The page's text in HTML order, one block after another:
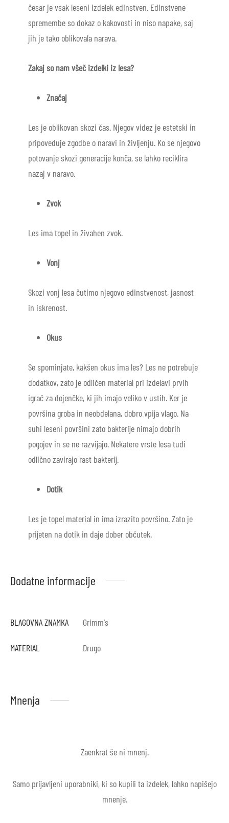
česar je vsak leseni izdelek edinstven. Edinstvene
spremembe so dokaz o kakovosti in niso napake, saj
jih je tako oblikovala narava.
Zakaj so nam všeč izdelki iz lesa?
Značaj
Les je oblikovan skozi čas. Njegov videz je estetski in
pripoveduje zgodbe o naravi in življenju. Ko se njegovo
potovanje skozi generacije konča, se lahko reciklira
nazaj v naravo.
Zvok
Les ima topel in živahen zvok.
Vonj
Skozi vonj lesa čutimo njegovo edinstvenost, jasnost
in iskrenost.
Okus
Se spominjate, kakšen okus ima les? Les ne potrebuje
dodatkov, zato je odličen material pri izdelavi prvih
igrač za dojenčke, ki jih imajo veliko v ustih. Ker je
površina groba in neobdelana, dobro vpija vlago. Na
suhi leseni površini zato bakterije nimajo dobrih
pogojev in se ne razvijajo. Nekatere vrste lesa tudi
odlično zavirajo rast bakterij.
Dotik
Les je topel material in ima izrazito površino. Zato je
prijeten na dotik in daje dober občutek.
Dodatne informacije
BLAGOVNA ZNAMKA Grimm's
MATERIAL Drugo
Mnenja
Zaenkrat še ni mnenj.
Samo prijavljeni uporabniki, ki so kupili ta izdelek, lahko napišejo
mnenje.